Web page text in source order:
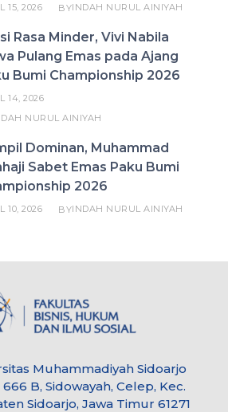
15, 2026 BYINDAH NURUL AINIYAH
Rasa Minder, Vivi Nabila
Pulang Emas pada Ajang
Bumi Championship 2026
14, 2026
NURUL AINIYAH
Dominan, Muhammad
Sabet Emas Paku Bumi
2026
10, 2026 BYINDAH NURUL AINIYAH
Muhammadiyah Sidoarjo
B, Sidowayah, Celep, Kec.
Sidoarjo, Jawa Timur 61271